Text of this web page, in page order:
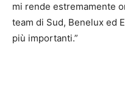
mi rende estremamente
team di Sud, Benelux ed
più importanti.”